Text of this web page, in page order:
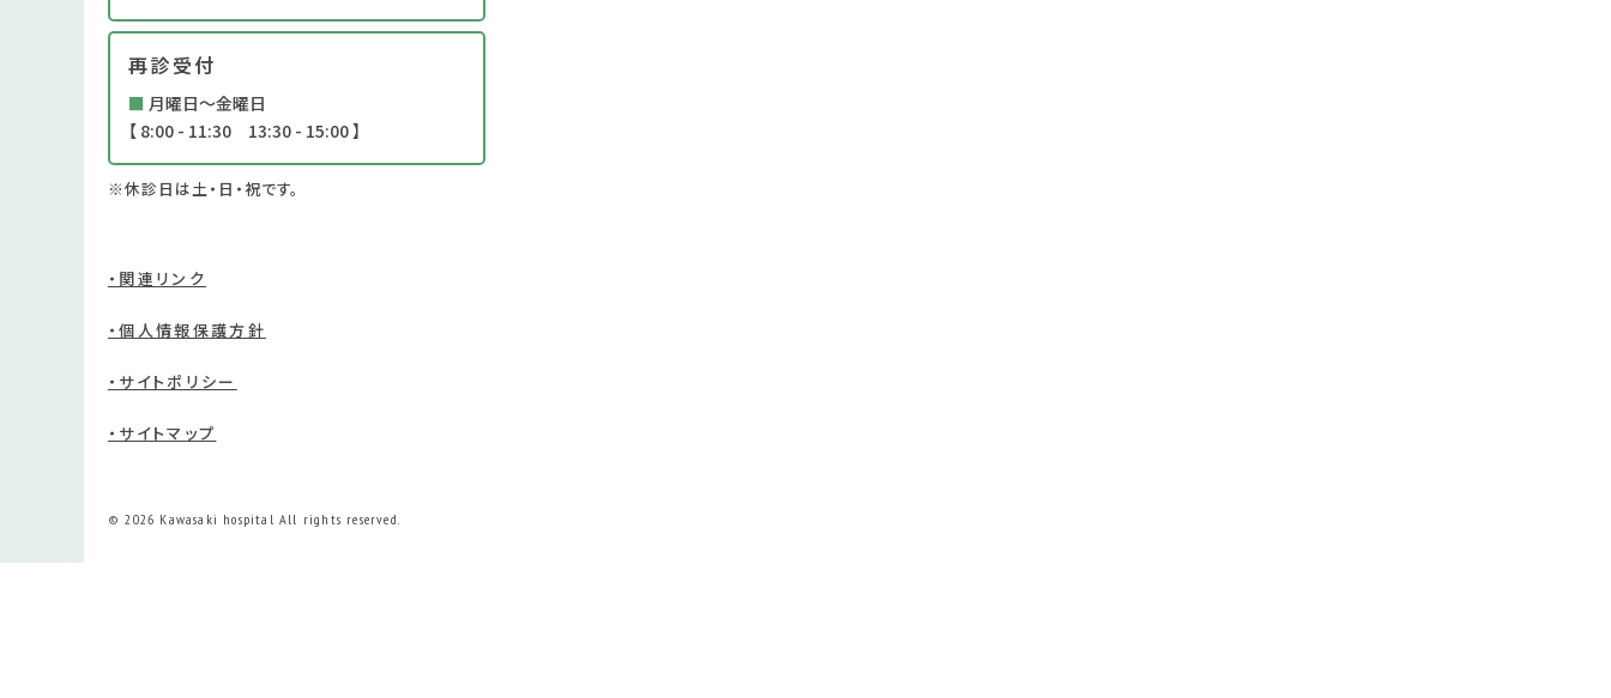
再診受付
■ 月曜日～金曜日
【 8:00 - 11:30 13:30 - 15:00 】
※休診日は土・日・祝です。
・関連リンク
・個人情報保護方針
・サイトポリシー
・サイトマップ
© 2026 Kawasaki hospital All rights reserved.